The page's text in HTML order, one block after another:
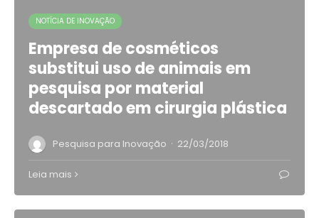
NOTÍCIA DE INOVAÇÃO
Empresa de cosméticos
substitui uso de animais em
pesquisa por material
descartado em cirurgia plástica
Pesquisa para Inovação · 22/03/2018
Leia mais